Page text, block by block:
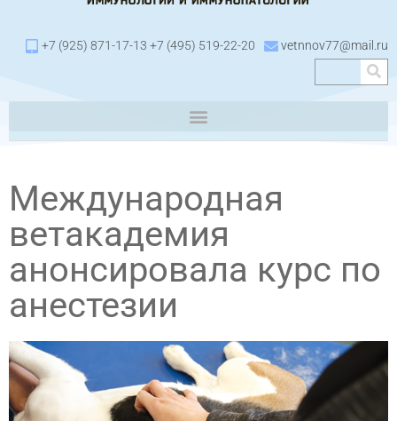
+7 (925) 871-17-13 +7 (495) 519-22-20 vetnnov77@mail.ru
Международная
ветакадемия
анонсировала курс по
анестезии